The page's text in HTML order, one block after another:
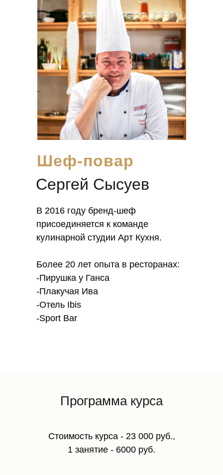
Сергей Сысуев
Шеф-повар
В 2016 году бренд-шеф
присоединяется к команде
кулинарной студии Арт Кухня.
Более 20 лет опыта в ресторанах:
-Пирушка у Ганса
-Плакучая Ива
-Отель Ibis
-Sport Bar
Программа курса
Стоимость курса - 23 000 руб.,
1 занятие - 6000 руб.